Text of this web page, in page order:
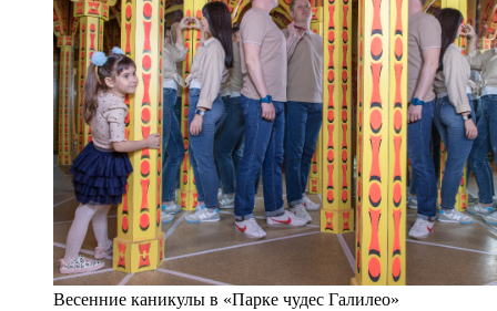
Весенние каникулы в «Парке чудес Галилео»